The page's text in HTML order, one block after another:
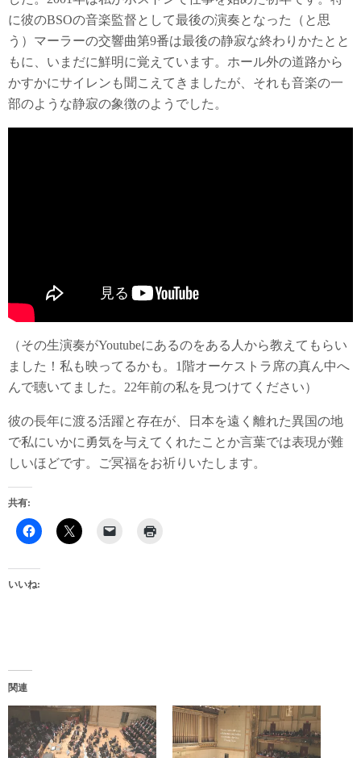
に彼のBSOの音楽監督として最後の演奏となった（と思
う）マーラーの交響曲第9番は最後の静寂な終わりかたとと
もに、いまだに鮮明に覚えています。ホール外の道路から
かすかにサイレンも聞こえてきましたが、それも音楽の一
部のような静寂の象徴のようでした。
（その生演奏がYoutubeにあるのをある人から教えてもらい
ました！私も映ってるかも。1階オーケストラ席の真ん中へ
んで聴いてました。22年前の私を見つけてください）
彼の長年に渡る活躍と存在が、日本を遠く離れた異国の地
で私にいかに勇気を与えてくれたことか言葉では表現が難
しいほどです。ご冥福をお祈りいたします。
共有:
いいね:
関連